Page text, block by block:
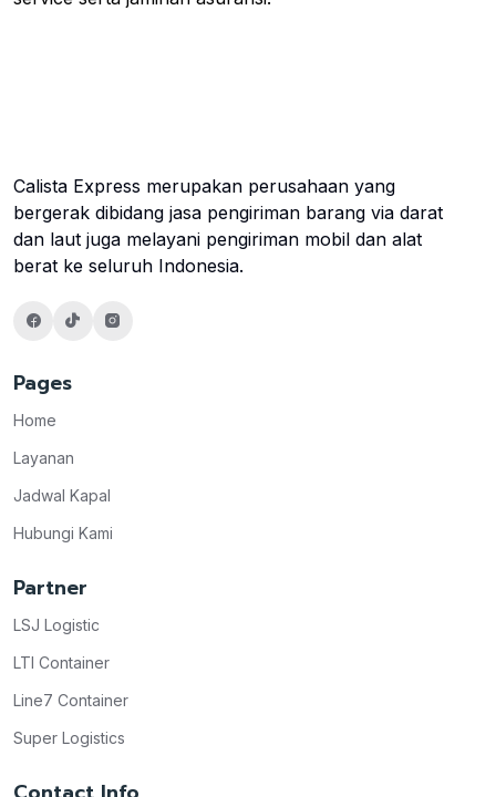
Calista Express merupakan perusahaan yang
bergerak dibidang jasa pengiriman barang via darat
dan laut juga melayani pengiriman mobil dan alat
berat ke seluruh Indonesia.
Pages
Home
Layanan
Jadwal Kapal
Hubungi Kami
Partner
LSJ Logistic
LTI Container
Line7 Container
Super Logistics